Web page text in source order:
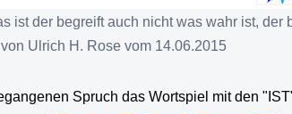
ist der begreift auch nicht was wahr ist, der
Ulrich H. Rose vom 14.06.2015
Spruch das Wortspiel mit den